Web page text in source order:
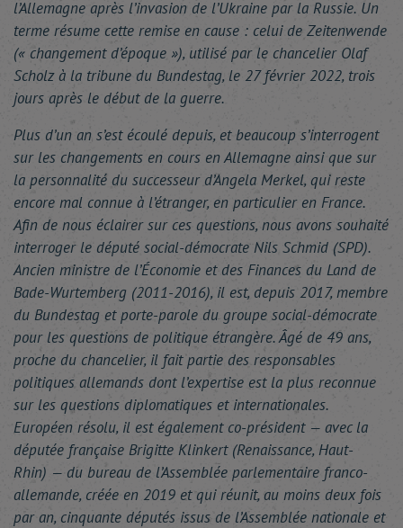
l’Allemagne après l’invasion de l’Ukraine par la Russie. Un
terme résume cette remise en cause : celui de Zeitenwende
(« changement d’époque »), utilisé par le chancelier Olaf
Scholz à la tribune du Bundestag, le 27 février 2022, trois
jours après le début de la guerre.
Plus d’un an s’est écoulé depuis, et beaucoup s’interrogent
sur les changements en cours en Allemagne ainsi que sur
la personnalité du successeur d’Angela Merkel, qui reste
encore mal connue à l’étranger, en particulier en France.
Afin de nous éclairer sur ces questions, nous avons souhaité
interroger le député social-démocrate Nils Schmid (SPD).
Ancien ministre de l’Économie et des Finances du Land de
Bade-Wurtemberg (2011-2016), il est, depuis 2017, membre
du Bundestag et porte-parole du groupe social-démocrate
pour les questions de politique étrangère. Âgé de 49 ans,
proche du chancelier, il fait partie des responsables
politiques allemands dont l’expertise est la plus reconnue
sur les questions diplomatiques et internationales.
Européen résolu, il est également co-président — avec la
députée française Brigitte Klinkert (Renaissance, Haut-
Rhin) — du bureau de l’Assemblée parlementaire franco-
allemande, créée en 2019 et qui réunit, au moins deux fois
par an, cinquante députés issus de l’Assemblée nationale et